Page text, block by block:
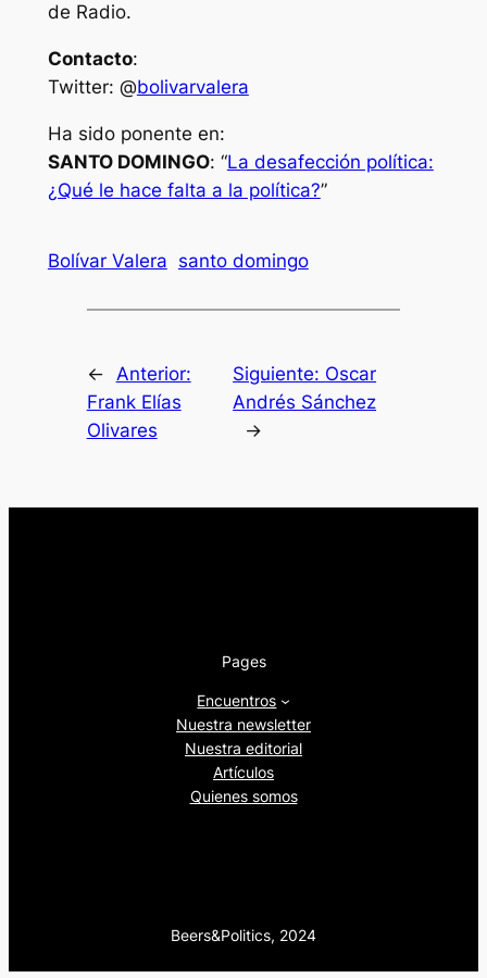
de Radio.
Contacto:
Twitter: @bolivarvalera
Ha sido ponente en:
SANTO DOMINGO: “La desafección política:
¿Qué le hace falta a la política?”
Bolívar Valera santo domingo
←
Anterior:
Frank Elías
Olivares
Siguiente: Oscar
Andrés Sánchez
→
Pages
Encuentros
Nuestra newsletter
Nuestra editorial
Artículos
Quienes somos
Beers&Politics, 2024